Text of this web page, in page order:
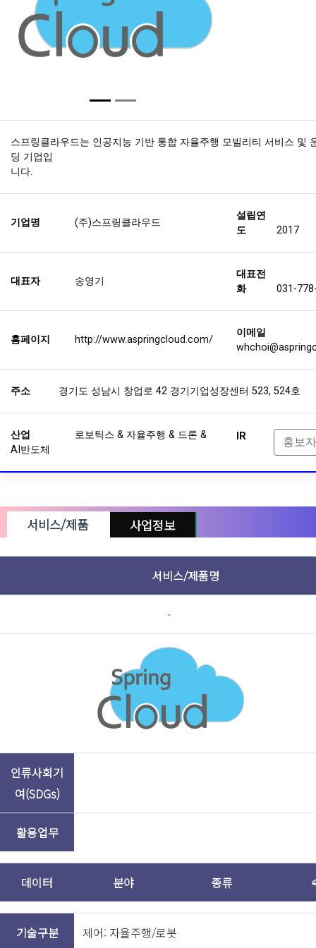
스프링클라우드는 인공지능 기반 통합 자율주행 모빌리티 서비스 및
딩 기업입
니다.
기업명 (주)스프링클라우드
설립연
도
2017
대표자 송영기
대표전
화
031-
홈페이지 http://www.aspringcloud.com/
이메일
주소 경기도 성남시 창업로 42 경기기업성장센터 523, 524호
산업
로보틱스 & 자율주행 & 드론 &
AI반도체
IR 홍보
서비스/제품
서비스/제품명
-
인류사회기
여(SDGs)
활용업무
데이터 분야 종류
기술구분 제어: 자율주행/로봇
사업정보
자본금